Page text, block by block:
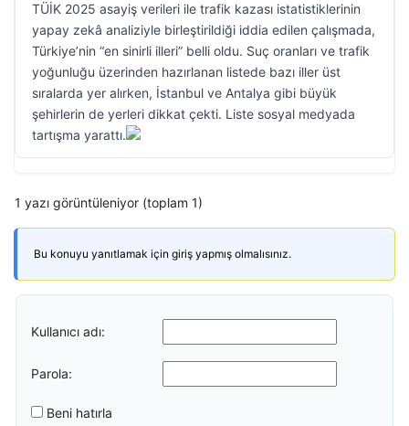
TÜİK 2025 asayiş verileri ile trafik kazası istatistiklerinin
yapay zekâ analiziyle birleştirildiği iddia edilen çalışmada,
Türkiye’nin “en sinirli illeri” belli oldu. Suç oranları ve trafik
yoğunluğu üzerinden hazırlanan listede bazı iller üst
sıralarda yer alırken, İstanbul ve Antalya gibi büyük
şehirlerin de yerleri dikkat çekti. Liste sosyal medyada
tartışma yarattı.
1 yazı görüntüleniyor (toplam 1)
Bu konuyu yanıtlamak için giriş yapmış olmalısınız.
Kullanıcı adı:
Parola:
Beni hatırla